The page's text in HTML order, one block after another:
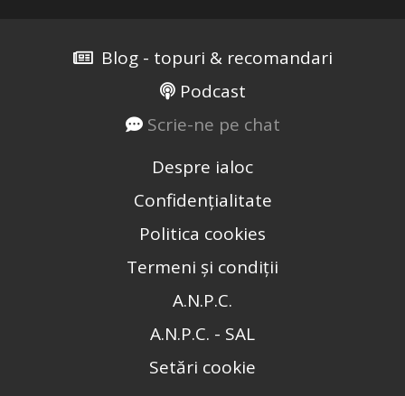
Blog - topuri & recomandari
Podcast
Scrie-ne pe chat
Despre ialoc
Confidențialitate
Politica cookies
Termeni și condiții
A.N.P.C.
A.N.P.C. - SAL
Setări cookie